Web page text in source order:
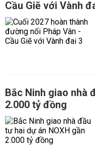
Cầu Giẽ với Vành
Bắc Ninh giao nhà
2.000 tỷ đồng